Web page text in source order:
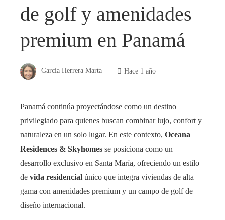
de golf y amenidades
premium en Panamá
García Herrera Marta Hace 1 año
Panamá continúa proyectándose como un destino
privilegiado para quienes buscan combinar lujo, confort y
naturaleza en un solo lugar. En este contexto, Oceana
Residences & Skyhomes se posiciona como un
desarrollo exclusivo en Santa María, ofreciendo un estilo
de vida residencial único que integra viviendas de alta
gama con amenidades premium y un campo de golf de
diseño internacional.